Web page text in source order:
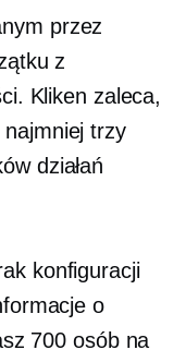
przez
z
Kliken zaleca,
trzy
działań
konfiguracji
o
700 osób na